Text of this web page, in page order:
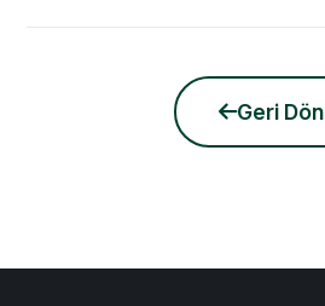
Geri Dön